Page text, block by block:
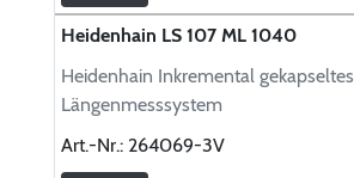
Heidenhain LS 107 ML 1040
Heidenhain Inkremental gekapseltes
Längenmesssystem
Art.-Nr.: 264069-3V